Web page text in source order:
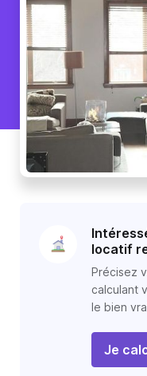
locatif
Précisez
calculant
le bien
Je